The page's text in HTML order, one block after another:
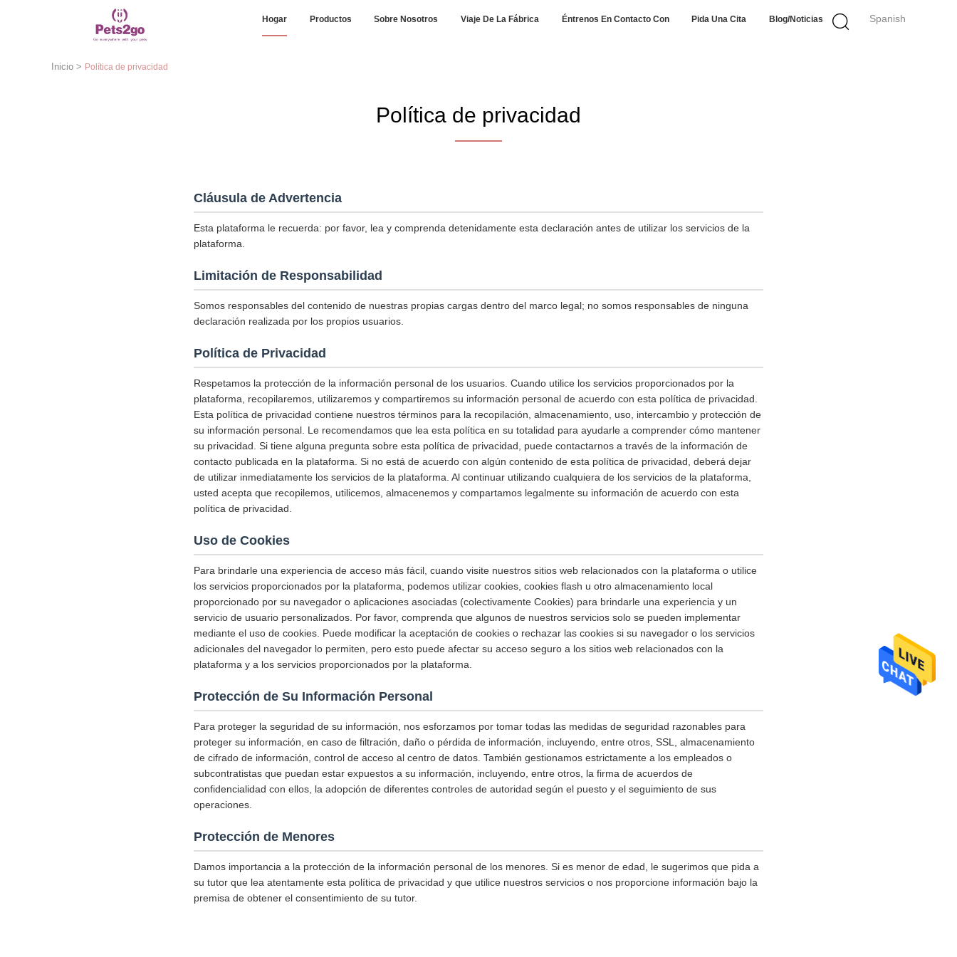
Spanish
Hogar Productos Sobre Nosotros Viaje De La Fábrica Éntrenos En Contacto Con Pida Una Cita Blog/noticias
Inicio > Política de privacidad
Política de privacidad
Cláusula de Advertencia
Esta plataforma le recuerda: por favor, lea y comprenda detenidamente esta declaración antes de utilizar los servicios de la
plataforma.
Limitación de Responsabilidad
Somos responsables del contenido de nuestras propias cargas dentro del marco legal; no somos responsables de ninguna
declaración realizada por los propios usuarios.
Política de Privacidad
Respetamos la protección de la información personal de los usuarios. Cuando utilice los servicios proporcionados por la
plataforma, recopilaremos, utilizaremos y compartiremos su información personal de acuerdo con esta política de privacidad.
Esta política de privacidad contiene nuestros términos para la recopilación, almacenamiento, uso, intercambio y protección de
su información personal. Le recomendamos que lea esta política en su totalidad para ayudarle a comprender cómo mantener
su privacidad. Si tiene alguna pregunta sobre esta política de privacidad, puede contactarnos a través de la información de
contacto publicada en la plataforma. Si no está de acuerdo con algún contenido de esta política de privacidad, deberá dejar
de utilizar inmediatamente los servicios de la plataforma. Al continuar utilizando cualquiera de los servicios de la plataforma,
usted acepta que recopilemos, utilicemos, almacenemos y compartamos legalmente su información de acuerdo con esta
política de privacidad.
Uso de Cookies
Para brindarle una experiencia de acceso más fácil, cuando visite nuestros sitios web relacionados con la plataforma o utilice
los servicios proporcionados por la plataforma, podemos utilizar cookies, cookies flash u otro almacenamiento local
proporcionado por su navegador o aplicaciones asociadas (colectivamente Cookies) para brindarle una experiencia y un
servicio de usuario personalizados. Por favor, comprenda que algunos de nuestros servicios solo se pueden implementar
mediante el uso de cookies. Puede modificar la aceptación de cookies o rechazar las cookies si su navegador o los servicios
adicionales del navegador lo permiten, pero esto puede afectar su acceso seguro a los sitios web relacionados con la
plataforma y a los servicios proporcionados por la plataforma.
Protección de Su Información Personal
Para proteger la seguridad de su información, nos esforzamos por tomar todas las medidas de seguridad razonables para
proteger su información, en caso de filtración, daño o pérdida de información, incluyendo, entre otros, SSL, almacenamiento
de cifrado de información, control de acceso al centro de datos. También gestionamos estrictamente a los empleados o
subcontratistas que puedan estar expuestos a su información, incluyendo, entre otros, la firma de acuerdos de
confidencialidad con ellos, la adopción de diferentes controles de autoridad según el puesto y el seguimiento de sus
operaciones.
Protección de Menores
Damos importancia a la protección de la información personal de los menores. Si es menor de edad, le sugerimos que pida a
su tutor que lea atentamente esta política de privacidad y que utilice nuestros servicios o nos proporcione información bajo la
premisa de obtener el consentimiento de su tutor.